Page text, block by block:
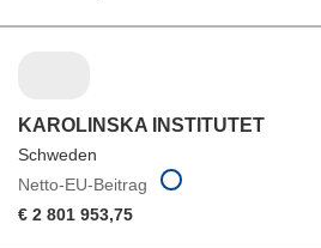
KAROLINSKA INSTITUTET
Schweden
Netto-EU-Beitrag
€ 2 801 953,75